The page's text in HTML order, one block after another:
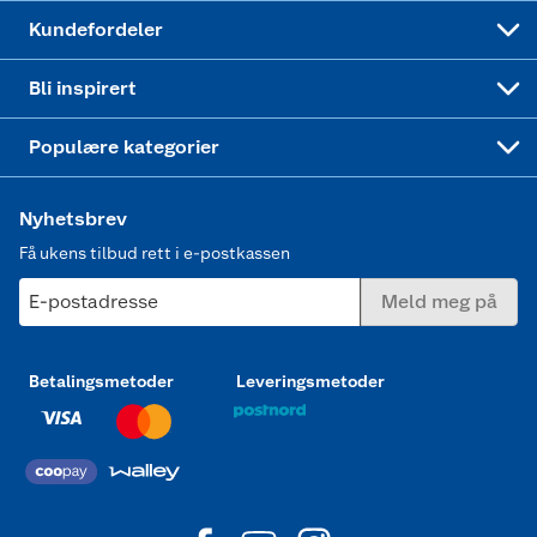
Kundefordeler
Bli inspirert
Populære kategorier
Nyhetsbrev
Få ukens tilbud rett i e-postkassen
E-postadresse Meld meg på
Betalingsmetoder Leveringsmetoder